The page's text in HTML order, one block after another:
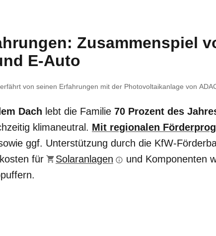
Zusammenspiel
E-Auto
von seinen Erfahrungen mit der Photovoltaikanlage von
Dach lebt die Familie 70 Prozent des
klimaneutral. Mit regionalen
ggf. Unterstützung durch die KfW-
für
Solaranlagen
und Komponenten